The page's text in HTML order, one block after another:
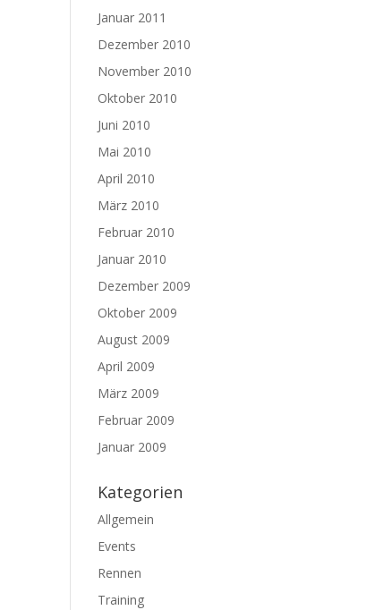
Januar 2011
Dezember 2010
November 2010
Oktober 2010
Juni 2010
Mai 2010
April 2010
März 2010
Februar 2010
Januar 2010
Dezember 2009
Oktober 2009
August 2009
April 2009
März 2009
Februar 2009
Januar 2009
Kategorien
Allgemein
Events
Rennen
Training